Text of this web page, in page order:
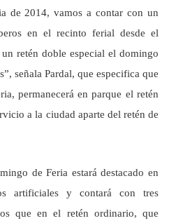
de 2014, vamos a contar con un
en el recinto ferial desde el
retén doble especial el domingo
señala Pardal, que especifica que
permanecerá en parque el retén
a la ciudad aparte del retén de
de Feria estará destacado en
artificiales y contará con tres
que en el retén ordinario, que